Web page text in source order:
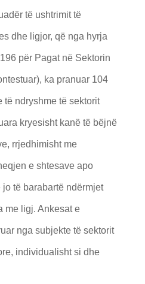
të ushtrimit të
dhe ligjor, që nga hyrja
për Pagat në Sektorin
ka pranuar 104
të ndryshme të sektorit
kryesisht kanë të bëjnë
rrjedhimisht me
e shtesave apo
të barabartë ndërmjet
me ligj. Ankesat e
nga subjekte të sektorit
individualisht si dhe